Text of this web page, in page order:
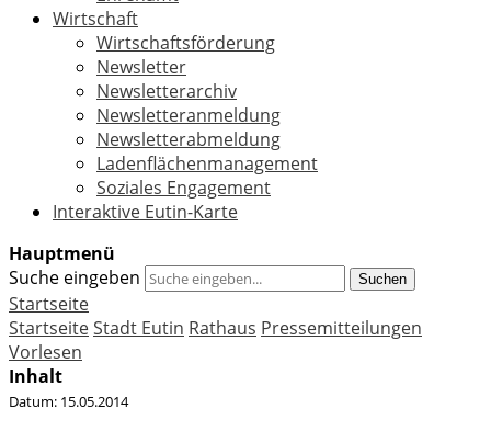
Wirtschaft
Wirtschaftsförderung
Newsletter
Newsletterarchiv
Newsletteranmeldung
Newsletterabmeldung
Ladenflächenmanagement
Soziales Engagement
Interaktive Eutin-Karte
Hauptmenü
Suche eingeben
Suchen
Startseite
StartseiteStadt Eutin Rathaus Pressemitteilungen
Vorlesen
Inhalt
Datum: 15.05.2014